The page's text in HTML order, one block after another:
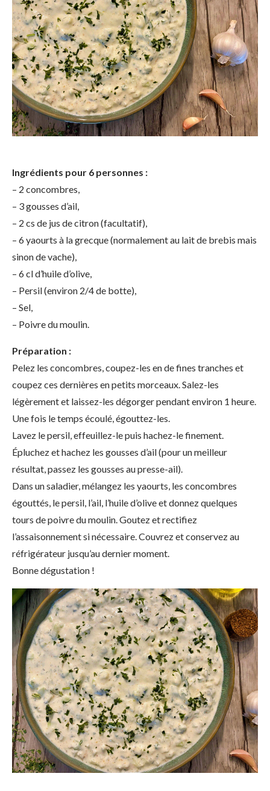
Ingrédients pour 6 personnes :
– 2 concombres,
– 3 gousses d’ail,
– 2 cs de jus de citron (facultatif),
– 6 yaourts à la grecque (normalement au lait de brebis mais
sinon de vache),
– 6 cl d’huile d’olive,
– Persil (environ 2/4 de botte),
– Sel,
– Poivre du moulin.
Préparation :
Pelez les concombres, coupez-les en de fines tranches et
coupez ces dernières en petits morceaux. Salez-les
légèrement et laissez-les dégorger pendant environ 1 heure.
Une fois le temps écoulé, égouttez-les.
Lavez le persil, effeuillez-le puis hachez-le finement.
Épluchez et hachez les gousses d’ail (pour un meilleur
résultat, passez les gousses au presse-ail).
Dans un saladier, mélangez les yaourts, les concombres
égouttés, le persil, l’ail, l’huile d’olive et donnez quelques
tours de poivre du moulin. Goutez et rectifiez
l’assaisonnement si nécessaire. Couvrez et conservez au
réfrigérateur jusqu’au dernier moment.
Bonne dégustation !